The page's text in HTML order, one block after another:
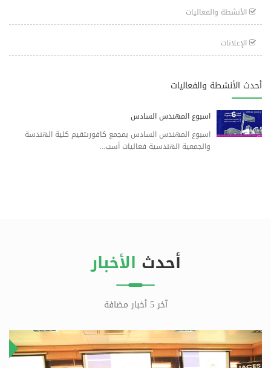
الأنشطة والفعاليات
الإعلانات
أحدث الأنشطة والفعاليات
اسبوع المهندس السادس
اسبوع المهندس السادس بمجمع كافورىتقيم كلية الهندسة
والجمعية الهندسية فعاليات أسب...
أحدث الأخبار
آخر 5 أخبار مضافة
٣